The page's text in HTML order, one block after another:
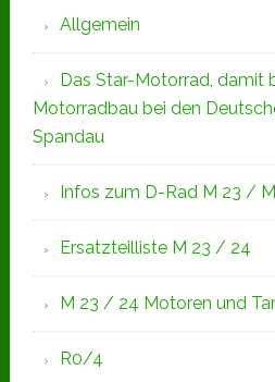
Allgemein
Das Star-Motorrad, damit
Motorradbau bei den
Spandau
Infos zum D-Rad M 23 /
Ersatzteilliste M 23 / 24
M 23 / 24 Motoren und
R0/4